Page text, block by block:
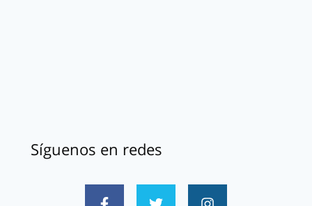
Síguenos en redes